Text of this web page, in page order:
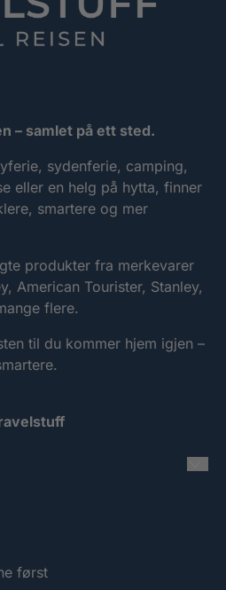
– samlet på ett sted.
sydenferie, camping,
eller en helg på hytta, finner
smartere og mer
produkter fra merkevarer
American Tourister, Stanley,
flere.
til du kommer hjem igjen –
først